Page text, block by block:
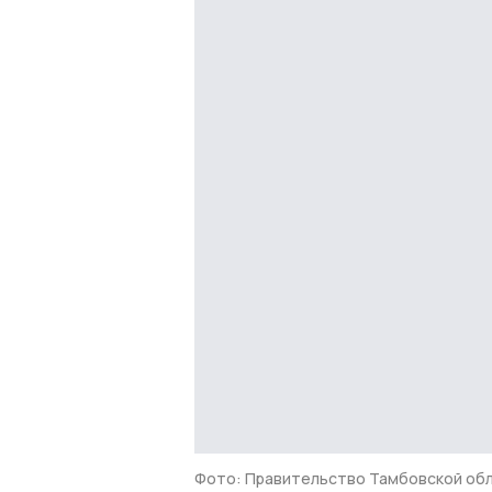
Фото: Правительство Тамбовской